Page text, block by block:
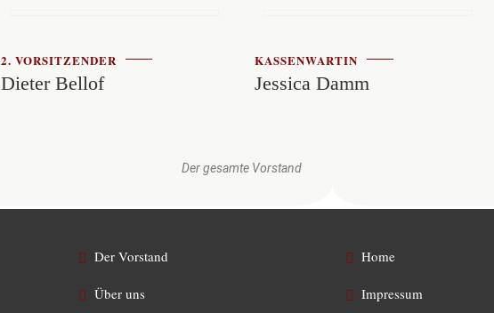
2. VORSITZENDER
Dieter Bellof
KASSENWARTIN
Jessica Damm
Der gesamte Vorstand
Der Vorstand
Über uns
Home
Impressum